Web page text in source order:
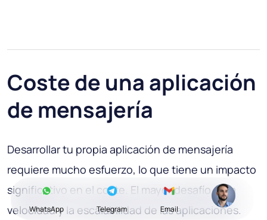
Coste de una aplicación
de mensajería
Desarrollar tu propia aplicación de mensajería
requiere mucho esfuerzo, lo que tiene un impacto
significativo en el coste. El mayor desafío es la
velocidad y la escalabilidad de las aplicaciones.
WhatsApp Telegram Email